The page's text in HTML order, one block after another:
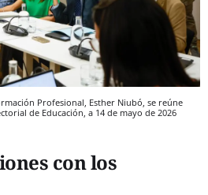
Profesional, Esther Niubó, se reúne
de Educación, a 14 de mayo de 2026
con los